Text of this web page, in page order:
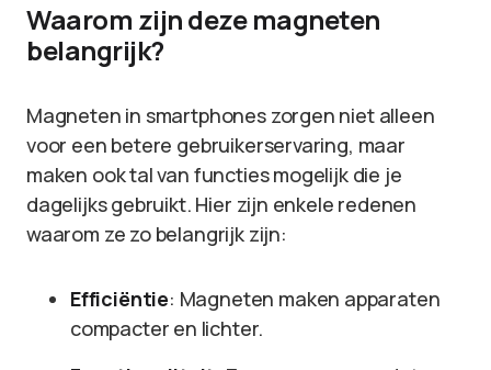
Waarom zijn deze magneten
belangrijk?
Magneten in smartphones zorgen niet alleen
voor een betere gebruikerservaring, maar
maken ook tal van functies mogelijk die je
dagelijks gebruikt. Hier zijn enkele redenen
waarom ze zo belangrijk zijn:
Efficiëntie: Magneten maken apparaten
compacter en lichter.